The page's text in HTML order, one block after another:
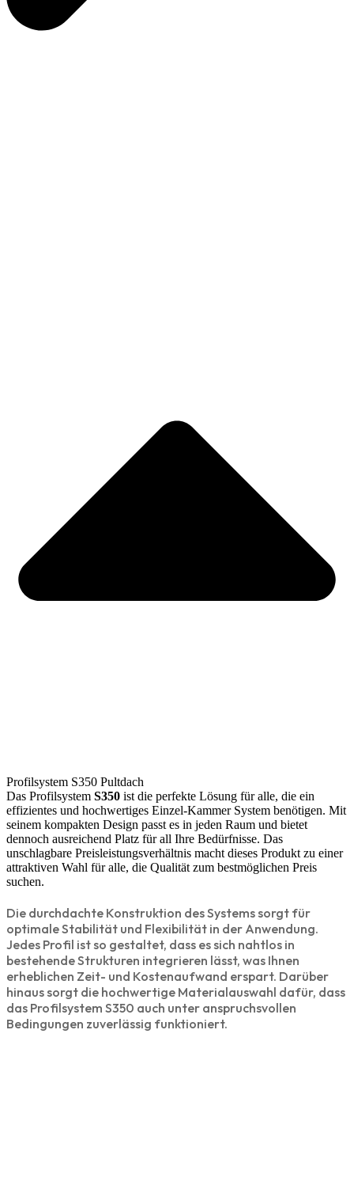
Profilsystem S350 Pultdach
Das Profilsystem S350 ist die perfekte Lösung für alle, die ein
effizientes und hochwertiges Einzel-Kammer System benötigen. Mit
seinem kompakten Design passt es in jeden Raum und bietet
dennoch ausreichend Platz für all Ihre Bedürfnisse. Das
unschlagbare Preisleistungsverhältnis macht dieses Produkt zu einer
attraktiven Wahl für alle, die Qualität zum bestmöglichen Preis
suchen.
Die durchdachte Konstruktion des Systems sorgt für
optimale Stabilität und Flexibilität in der Anwendung.
Jedes Profil ist so gestaltet, dass es sich nahtlos in
bestehende Strukturen integrieren lässt, was Ihnen
erheblichen Zeit- und Kostenaufwand erspart. Darüber
hinaus sorgt die hochwertige Materialauswahl dafür, dass
das Profilsystem S350 auch unter anspruchsvollen
Bedingungen zuverlässig funktioniert.